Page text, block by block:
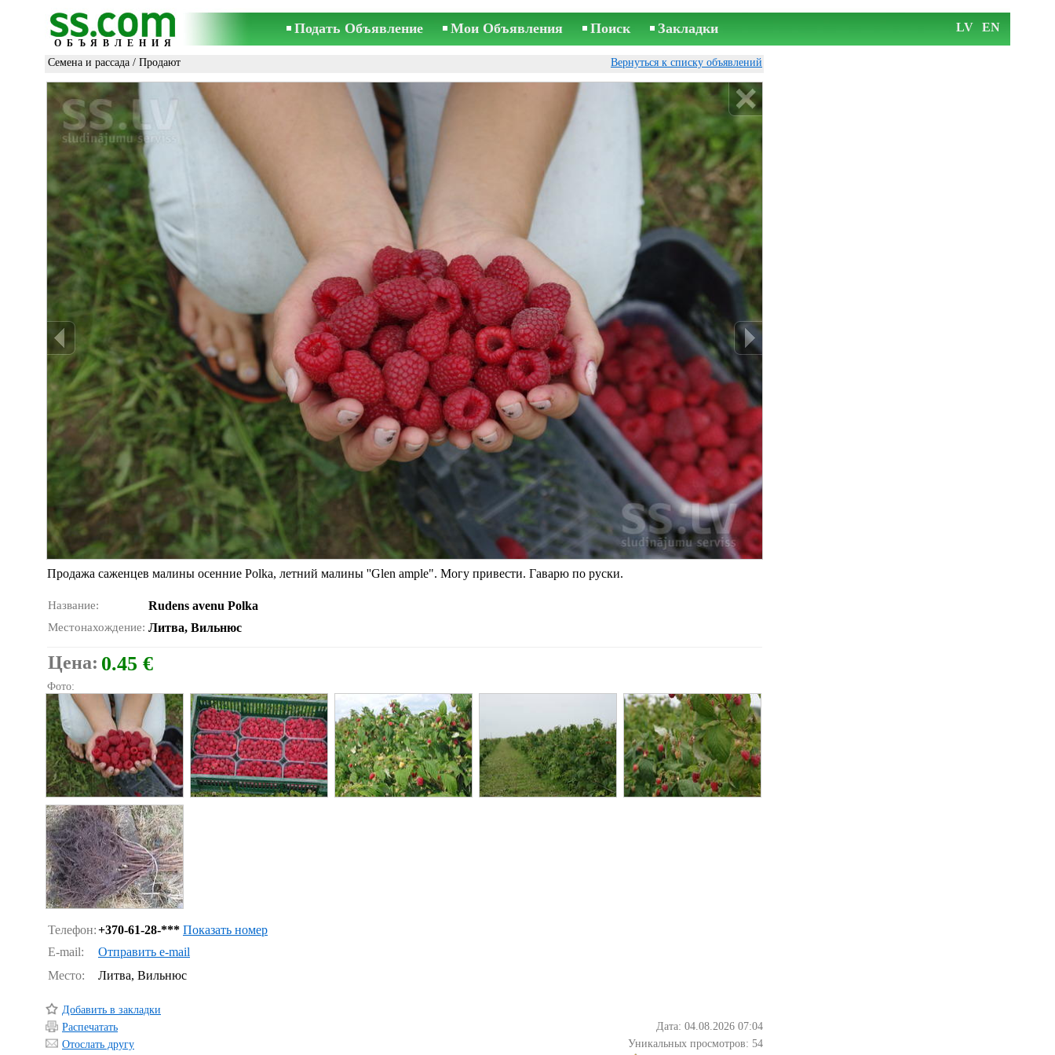
ОБЪЯВЛЕНИЯ
Подать Объявление Мои Объявления Поиск Закладки LV EN
Семена и рассада / Продают Вернуться к списку объявлений
Продажа саженцев малины осенние Polka, летний малины ''Glen ample". Могу привести. Гаварю по руски.
Название: Rudens avenu Polka
Местонахождение: Литва, Вильнюс
Цена: 0.45 €
Фото:
Телефон:+370-61-28-*** Показать номер
E-mail:
Отправить e-mail
Место:
Литва, Вильнюс
Добавить в закладки
Распечатать
Дата: 04.08.2026 07:04
Отослать другу
Уникальных просмотров: 54